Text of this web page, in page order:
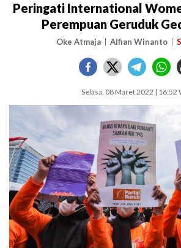
Peringati International
Perempuan Geruduk
Oke Atmaja Alfian Winanto
Selasa, 08 Maret 2022 | 16:52